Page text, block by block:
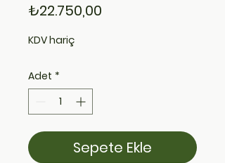
₺22.750,00
KDV hariç
Adet *
Sepete Ekle